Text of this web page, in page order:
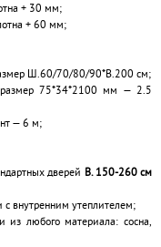
+ 30 мм;
+ 60 мм;
Ш.60/70/80/90*В.200 см;
размер 75*34*2100 мм — 2.5
— 6 м;
дверей В. 150-260 см
с внутренним утеплителем;
из любого материала: сосна,